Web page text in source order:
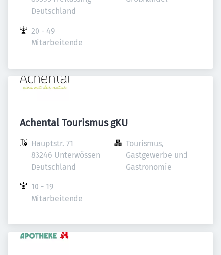
Deutschland
20 - 49
Mitarbeitende
Achental Tourismus gKU
Hauptstr. 71
83246 Unterwössen
Deutschland
Tourismus,
Gastgewerbe und
Gastronomie
10 - 19
Mitarbeitende